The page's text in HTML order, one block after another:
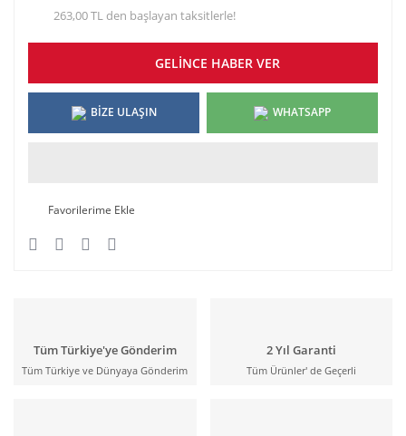
263,00 TL den başlayan taksitlerle!
GELİNCE HABER VER
BİZE ULAŞIN WHATSAPP
Tüm Türkiye'ye Gönderim
Tüm Türkiye ve Dünyaya Gönderim
2 Yıl Garanti
Tüm Ürünler' de Geçerli